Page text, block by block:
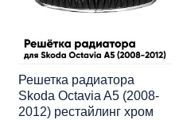
Решетка радиатора
Skoda Octavia A5 (2008-
2012) рестайлинг хром